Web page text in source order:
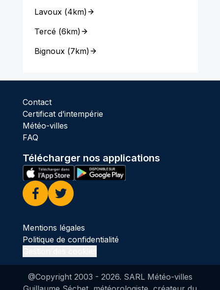
Lavoux(4km)
Tercé(6km)
Bignoux(7km)
Contact
Certificat d’intempérie
Météo-villes
FAQ
Télécharger nos applications
Facebook
Twitter
Mentions légales
Politique de confidentialité
@Copyright 2003 - 2026. SARL Météo-villes